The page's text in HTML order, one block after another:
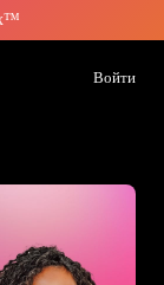
Войти